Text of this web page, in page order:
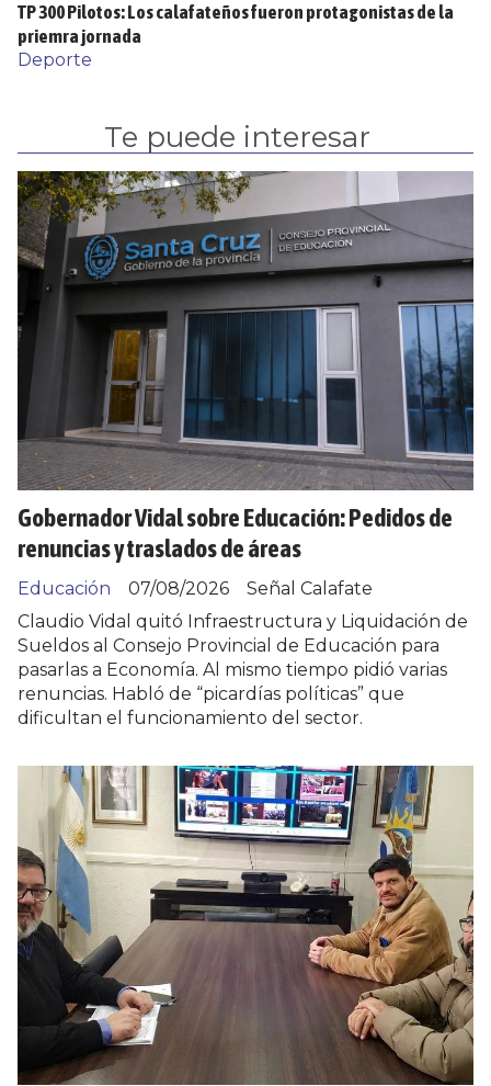
TP 300 Pilotos: Los calafateños fueron protagonistas de la
priemra jornada
Deporte
Te puede interesar
Gobernador Vidal sobre Educación: Pedidos de
renuncias y traslados de áreas
Señal Calafate
Educación
07/08/2026
Claudio Vidal quitó Infraestructura y Liquidación de
Sueldos al Consejo Provincial de Educación para
pasarlas a Economía. Al mismo tiempo pidió varias
renuncias. Habló de “picardías políticas” que
dificultan el funcionamiento del sector.